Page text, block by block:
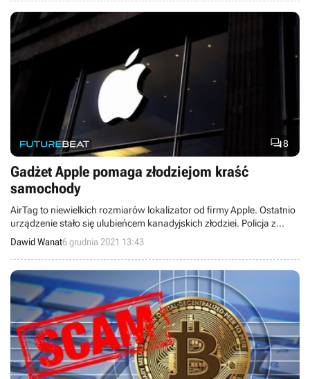
8
Gadżet Apple pomaga złodziejom kraść
samochody
AirTag to niewielkich rozmiarów lokalizator od firmy Apple. Ostatnio
urządzenie stało się ulubieńcem kanadyjskich złodziei. Policja z
Ontario alarmuje.
Dawid Wanat6 grudnia 2021 13:43